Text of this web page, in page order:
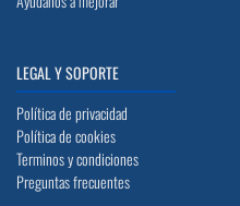
LEGAL Y SOPORTE
Política de privacidad
Política de cookies
Terminos y condiciones
Preguntas frecuentes